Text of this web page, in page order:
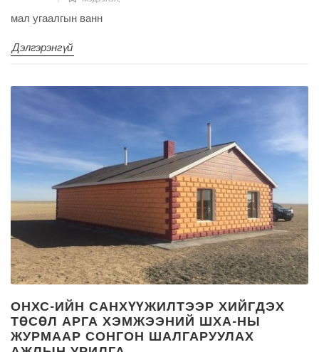
мал угаалгын ванн
Дэлгэрэнгүй
ОНХС-ИЙН САНХҮҮЖИЛТЭЭР ХИЙГДЭХ
ТӨСӨЛ АРГА ХЭМЖЭЭНИЙ ШХА-НЫ
ЖУРМААР СОНГОН ШАЛГАРУУЛАХ